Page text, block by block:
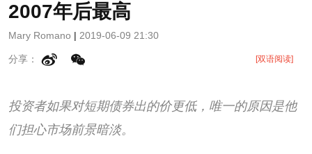
2007年后最高
Mary Romano | 2019-06-09 21:30
分享： [双语阅读]
投资者如果对短期债券出的价更低，唯一的原因是他
们担心市场前景暗淡。